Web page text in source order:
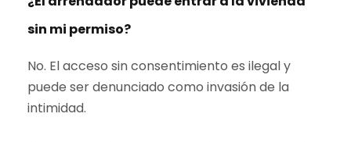
sin mi permiso?
No. El acceso sin consentimiento es ilegal y
puede ser denunciado como invasión de la
intimidad.